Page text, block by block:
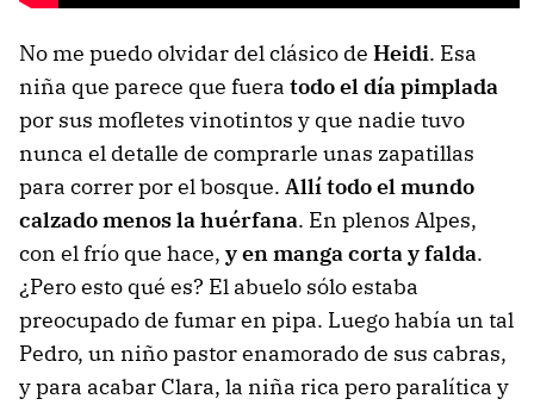
No me puedo olvidar del clásico de Heidi. Esa
niña que parece que fuera todo el día pimplada
por sus mofletes vinotintos y que nadie tuvo
nunca el detalle de comprarle unas zapatillas
para correr por el bosque. Allí todo el mundo
calzado menos la huérfana. En plenos Alpes,
con el frío que hace, y en manga corta y falda.
¿Pero esto qué es? El abuelo sólo estaba
preocupado de fumar en pipa. Luego había un tal
Pedro, un niño pastor enamorado de sus cabras,
y para acabar Clara, la niña rica pero paralítica y